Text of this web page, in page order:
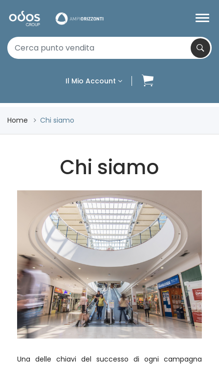
Il Mio Account
Home Chi siamo
Chi siamo
Una delle chiavi del successo di ogni campagna